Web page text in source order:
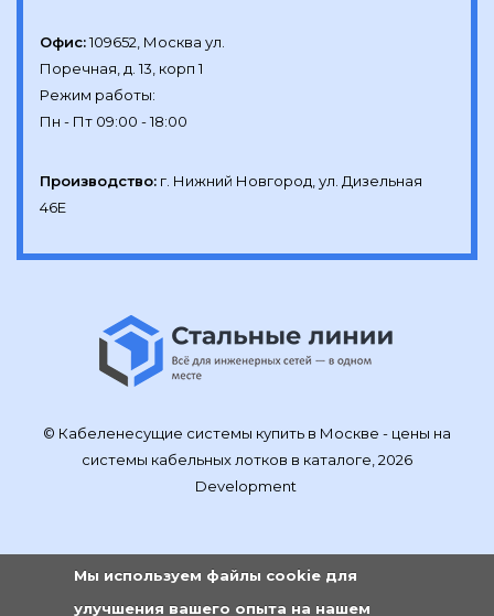
Офис:109652, Москва ул.
Поречная, д. 13, корп 1
Режим работы:
Производство: г. Нижний Новгород, ул. Дизельная
46Е
© Кабеленесущие системы купить в Москве - цены на
системы кабельных лотков в каталоге, 2026
Development
Мы используем файлы cookie для
улучшения вашего опыта на нашем